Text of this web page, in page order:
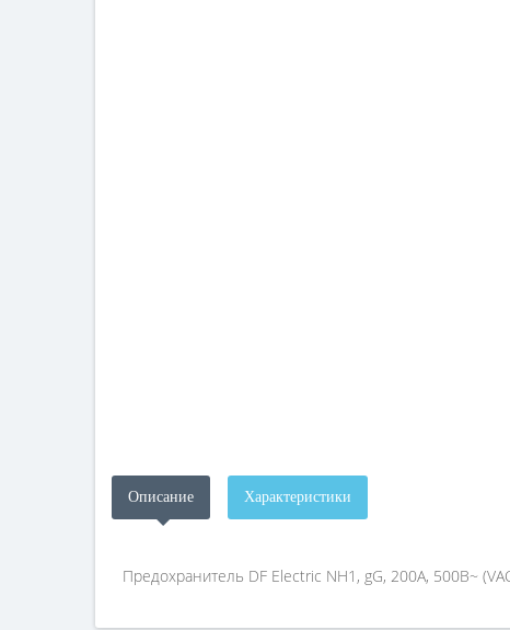
Описание Характеристики
Предохранитель DF Electric NH1, gG, 200A, 500B~